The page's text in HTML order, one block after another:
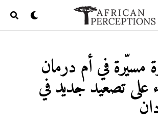
مسيّرة في أم درمان
على تصعيد جديد في